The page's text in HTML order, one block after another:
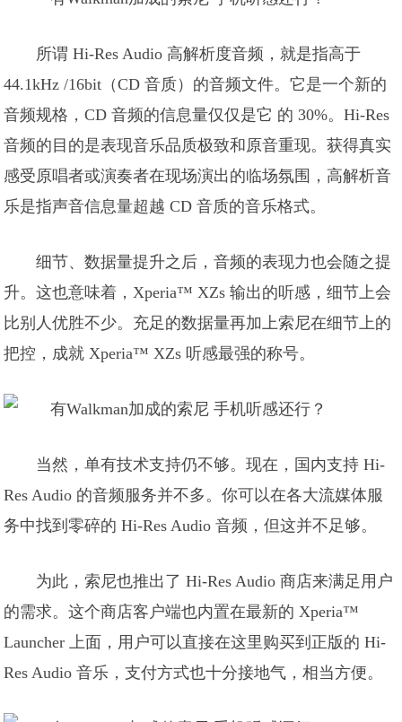
所谓 Hi-Res Audio 高解析度音频，就是指高于
44.1kHz /16bit（CD 音质）的音频文件。它是一个新的
音频规格，CD 音频的信息量仅仅是它 的 30%。Hi-Res
音频的目的是表现音乐品质极致和原音重现。获得真实
感受原唱者或演奏者在现场演出的临场氛围，高解析音
乐是指声音信息量超越 CD 音质的音乐格式。
细节、数据量提升之后，音频的表现力也会随之提
升。这也意味着，Xperia™ XZs 输出的听感，细节上会
比别人优胜不少。充足的数据量再加上索尼在细节上的
把控，成就 Xperia™ XZs 听感最强的称号。
当然，单有技术支持仍不够。现在，国内支持 Hi-
Res Audio 的音频服务并不多。你可以在各大流媒体服
务中找到零碎的 Hi-Res Audio 音频，但这并不足够。
为此，索尼也推出了 Hi-Res Audio 商店来满足用户
的需求。这个商店客户端也内置在最新的 Xperia™
Launcher 上面，用户可以直接在这里购买到正版的 Hi-
Res Audio 音乐，支付方式也十分接地气，相当方便。